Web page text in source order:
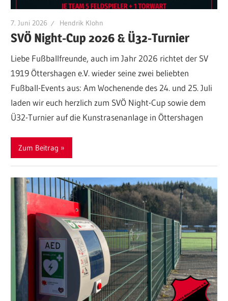
7. Juni 2026 Hendrik Klohn
SVÖ Night-Cup 2026 & Ü32-Turnier
Liebe Fußballfreunde, auch im Jahr 2026 richtet der SV
1919 Öttershagen e.V. wieder seine zwei beliebten
Fußball-Events aus: Am Wochenende des 24. und 25. Juli
laden wir euch herzlich zum SVÖ Night-Cup sowie dem
Ü32-Turnier auf die Kunstrasenanlage in Öttershagen
Zum Beitrag